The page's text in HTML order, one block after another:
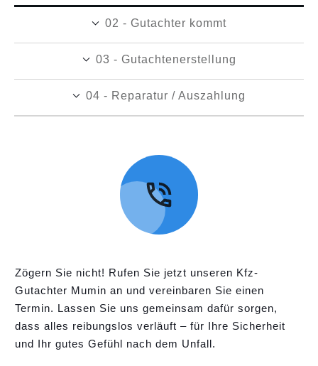
02 - Gutachter kommt
03 - Gutachtenerstellung
04 - Reparatur / Auszahlung
Zögern Sie nicht! Rufen Sie jetzt unseren Kfz-
Gutachter Mumin an und vereinbaren Sie einen
Termin. Lassen Sie uns gemeinsam dafür sorgen,
dass alles reibungslos verläuft – für Ihre Sicherheit
und Ihr gutes Gefühl nach dem Unfall.